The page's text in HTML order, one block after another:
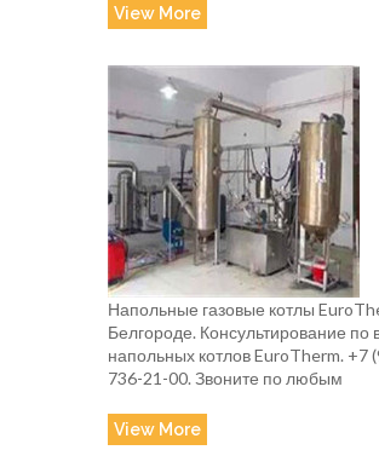
View More
Напольные газовые котлы
Белгороде. Консультирование по
напольных котлов EuroTherm. +7
736-21-00. Звоните по любым
View More